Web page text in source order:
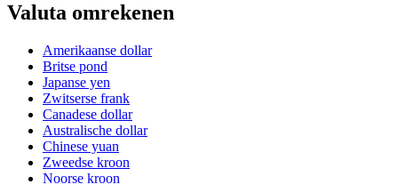
Valuta omrekenen
Amerikaanse dollar
Britse pond
Japanse yen
Zwitserse frank
Canadese dollar
Australische dollar
Chinese yuan
Zweedse kroon
Noorse kroon